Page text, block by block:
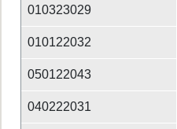
010323029
010122032
050122043
040222031